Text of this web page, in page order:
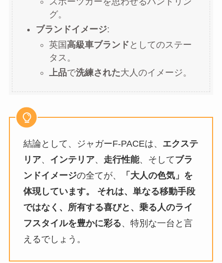
グ。
ブランドイメージ:
英国高級車ブランド としてのステー
タス。
上品で洗練された大人のイメージ。
結論として、ジャガーF-PACEは、 エクステ
リア、 インテリア、 走行性能、そしてブラ
ンドイメージの全てが、
「大人の色気」を
体現しています。 それは、単なる移動手段
ではなく、所有する喜びと、乗る人のライ
フスタイルを豊かに彩る、特別な一台と言
えるでしょう。